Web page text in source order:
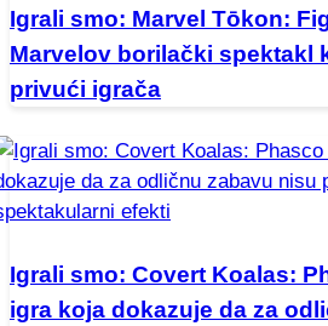
Igrali smo: Marvel Tōkon:
Marvelov borilački spektakl
privući igrača
Igrali smo: Covert Koalas:
igra koja dokazuje da za